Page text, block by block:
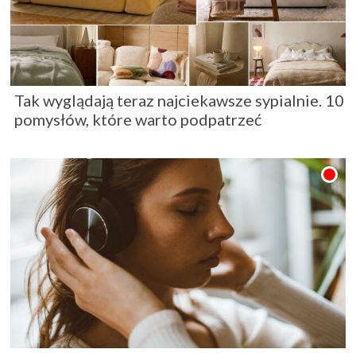
Tak wyglądają teraz najciekawsze sypialnie. 10
pomysłów, które warto podpatrzeć